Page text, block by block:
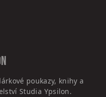
poukazy, knihy a
Studia Ypsilon.